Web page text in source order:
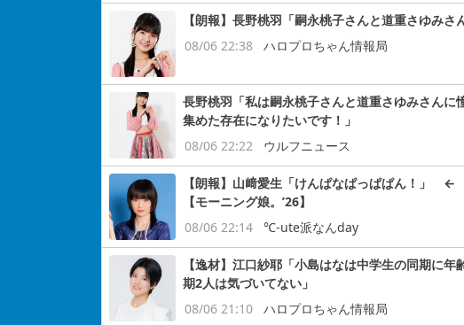
【朗報】長野桃羽「嗣永桃子さんと道重さゆみさ
08/06 22:38
ハロプロちゃん情報局
長野桃羽「私は嗣永桃子さんと道重さゆみさん
集めた存在になりたいです！」
08/06 22:22
ウルフニュース
【朗報】山﨑愛生「けんぱなぱっぱぱん！」
【モーニング娘。’26】
08/06 22:14
℃-ute派なんday
【逸材】江口紗耶「小島はなは中学生の同期に
期2人は気づいてない」
08/06 21:10
ハロプロちゃん情報局